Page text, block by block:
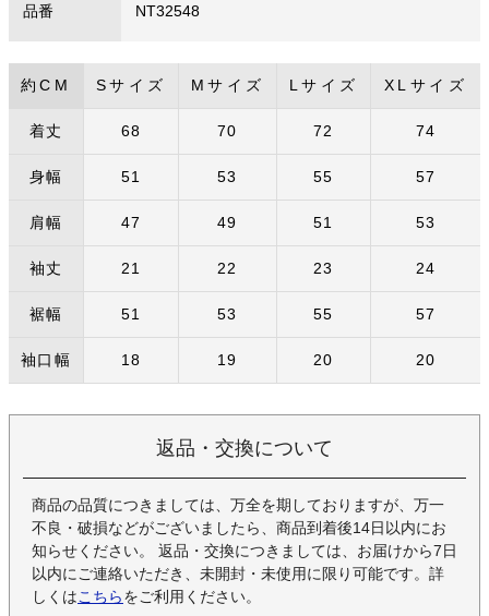
品番 NT32548
約CM Sサイズ Mサイズ Lサイズ XLサイズ
着丈 68 70 72 74
身幅 51 53 55 57
肩幅 47 49 51 53
袖丈 21 22 23 24
裾幅 51 53 55 57
袖口幅 18 19 20 20
返品・交換について
商品の品質につきましては、万全を期しておりますが、万一
不良・破損などがございましたら、商品到着後14日以内にお
知らせください。 返品・交換につきましては、お届けから7日
以内にご連絡いただき、未開封・未使用に限り可能です。詳
しくはこちらをご利用ください。